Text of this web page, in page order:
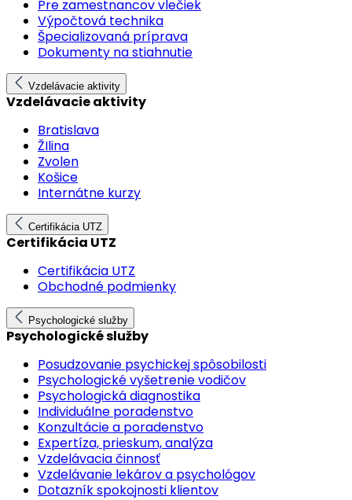
Pre zamestnancov vlečiek
Výpočtová technika
Špecializovaná príprava
Dokumenty na stiahnutie
Vzdelávacie aktivity
Vzdelávacie aktivity
Bratislava
ŽIlina
Zvolen
Košice
Internátne kurzy
Certifikácia UTZ
Certifikácia UTZ
Certifikácia UTZ
Obchodné podmienky
Psychologické služby
Psychologické služby
Posudzovanie psychickej spôsobilosti
Psychologické vyšetrenie vodičov
Psychologická diagnostika
Individuálne poradenstvo
Konzultácie a poradenstvo
Expertíza, prieskum, analýza
Vzdelávacia činnosť
Vzdelávanie lekárov a psychológov
Dotazník spokojnosti klientov